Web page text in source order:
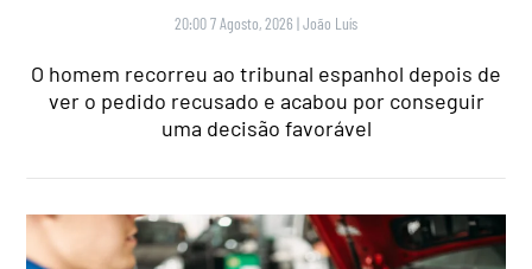
20:00 7 Agosto, 2026 |João Luís
O homem recorreu ao tribunal espanhol depois de
ver o pedido recusado e acabou por conseguir
uma decisão favorável